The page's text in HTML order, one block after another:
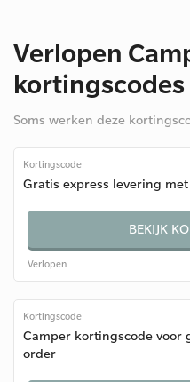
Verlopen
kortingscodes
Soms werken deze
Kortingscode
Gratis express levering
BEKIJK
Verlopen
Kortingscode
Camper kortingscode voor
order